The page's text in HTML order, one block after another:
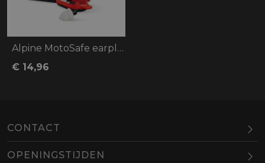
Alpine MotoSafe earplugs tour V2
€ 14,96
CONTACT
OPENINGSTIJDEN